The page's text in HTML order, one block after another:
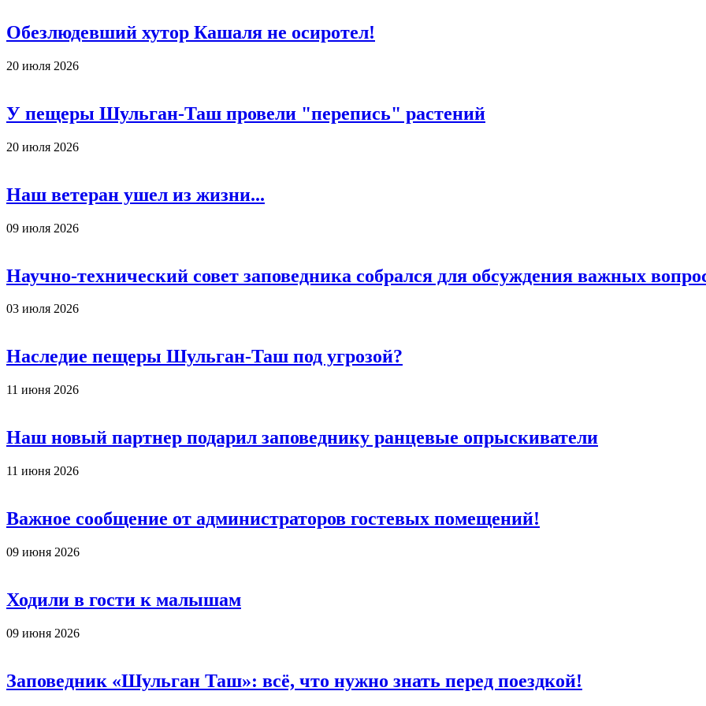
Обезлюдевший хутор Кашаля не осиротел!
20 июля 2026
У пещеры Шульган-Таш провели "перепись" растений
20 июля 2026
Наш ветеран ушел из жизни...
09 июля 2026
Научно-технический совет заповедника собрался для обсуждения важных
03 июля 2026
Наследие пещеры Шульган-Таш под угрозой?
11 июня 2026
Наш новый партнер подарил заповеднику ранцевые опрыскиватели
11 июня 2026
Важное сообщение от администраторов гостевых помещений!
09 июня 2026
Ходили в гости к малышам
09 июня 2026
Заповедник «Шульган Таш»: всё, что нужно знать перед поездкой!